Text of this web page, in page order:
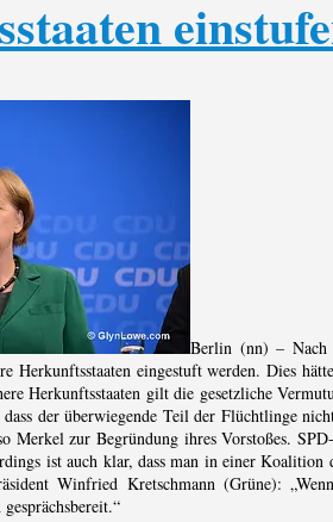
Berlin (nn) – Nach
Herkunftsstaaten eingestuft werden. Dies
Herkunftsstaaten gilt die gesetzliche
der überwiegende Teil der Flüchtlinge
Merkel zur Begründung ihres Vorstoßes.
ist auch klar, dass man in einer
Winfried Kretschmann (Grüne):